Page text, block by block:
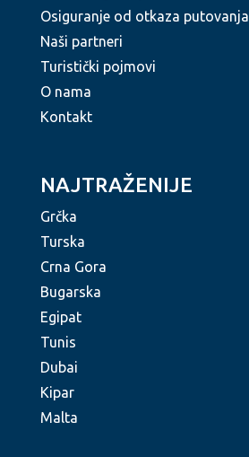
Osiguranje od otkaza putovanja
Naši partneri
Turistički pojmovi
O nama
Kontakt
NAJTRAŽENIJE
Grčka
Turska
Crna Gora
Bugarska
Egipat
Tunis
Dubai
Kipar
Malta